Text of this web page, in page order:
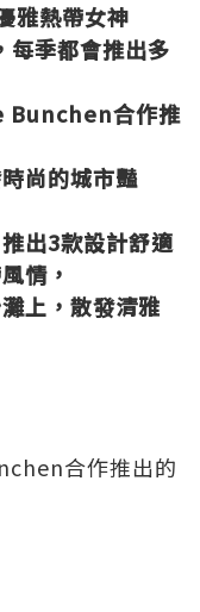
雅熱帶女神
每季都會推出多
Bunchen合作推
尚的城市豔
出3款設計舒適
情，
上，散發清雅
合作推出的